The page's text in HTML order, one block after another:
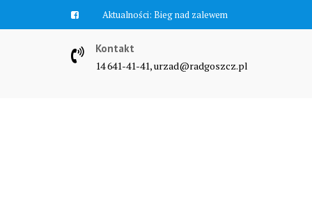
Aktualności: Bieg nad zalewem
Kontakt
14 641-41-41, urzad@radgoszcz.pl